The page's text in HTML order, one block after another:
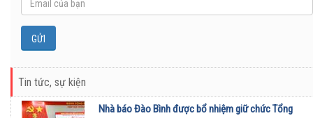
Tin tức, sự kiện
Nhà báo Đào Bình được bổ nhiệm giữ chức Tổng